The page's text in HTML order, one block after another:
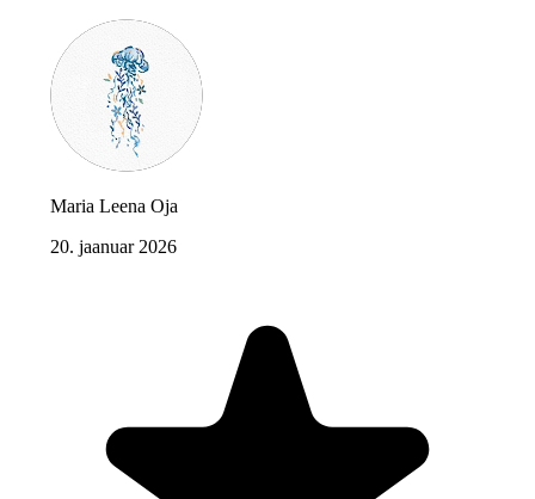
Maria Leena Oja
20. jaanuar 2026